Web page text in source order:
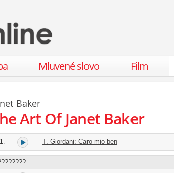
Mluvené slovo Film
Baker
Art Of Janet Baker
1. T. Giordani: Caro mio ben